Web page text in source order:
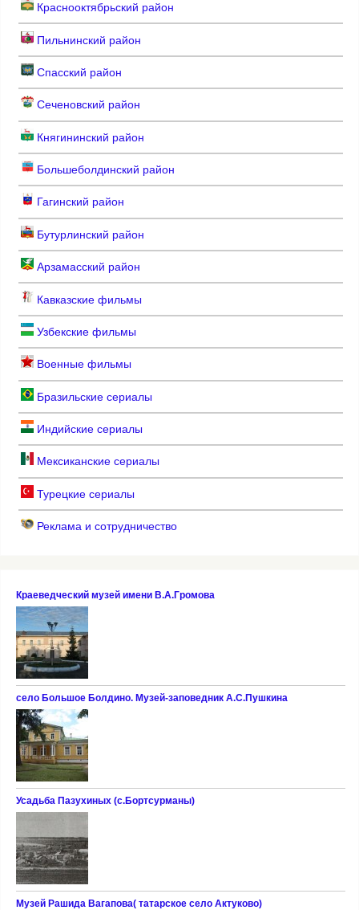
Краснооктябрьский район
Пильнинский район
Спасский район
Сеченовский район
Княгининский район
Большеболдинский район
Гагинский район
Бутурлинский район
Арзамасский район
Кавказские фильмы
Узбекские фильмы
Военные фильмы
Бразильские сериалы
Индийские сериалы
Мексиканские сериалы
Турецкие сериалы
Реклама и сотрудничество
Краеведческий музей имени В.А.Громова
село Большое Болдино. Музей-заповедник А.С.Пушкина
Усадьба Пазухиных (с.Бортсурманы)
Музей Рашида Вагапова( татарское село Актуково)